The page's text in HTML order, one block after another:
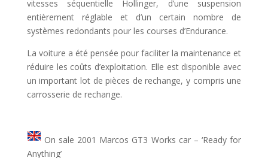
vitesses séquentielle Hollinger, d’une suspension
entièrement réglable et d’un certain nombre de
systèmes redondants pour les courses d’Endurance.
La voiture a été pensée pour faciliter la maintenance et
réduire les coûts d’exploitation. Elle est disponible avec
un important lot de pièces de rechange, y compris une
carrosserie de rechange.
On sale 2001 Marcos GT3 Works car – ‘Ready for
Anything’